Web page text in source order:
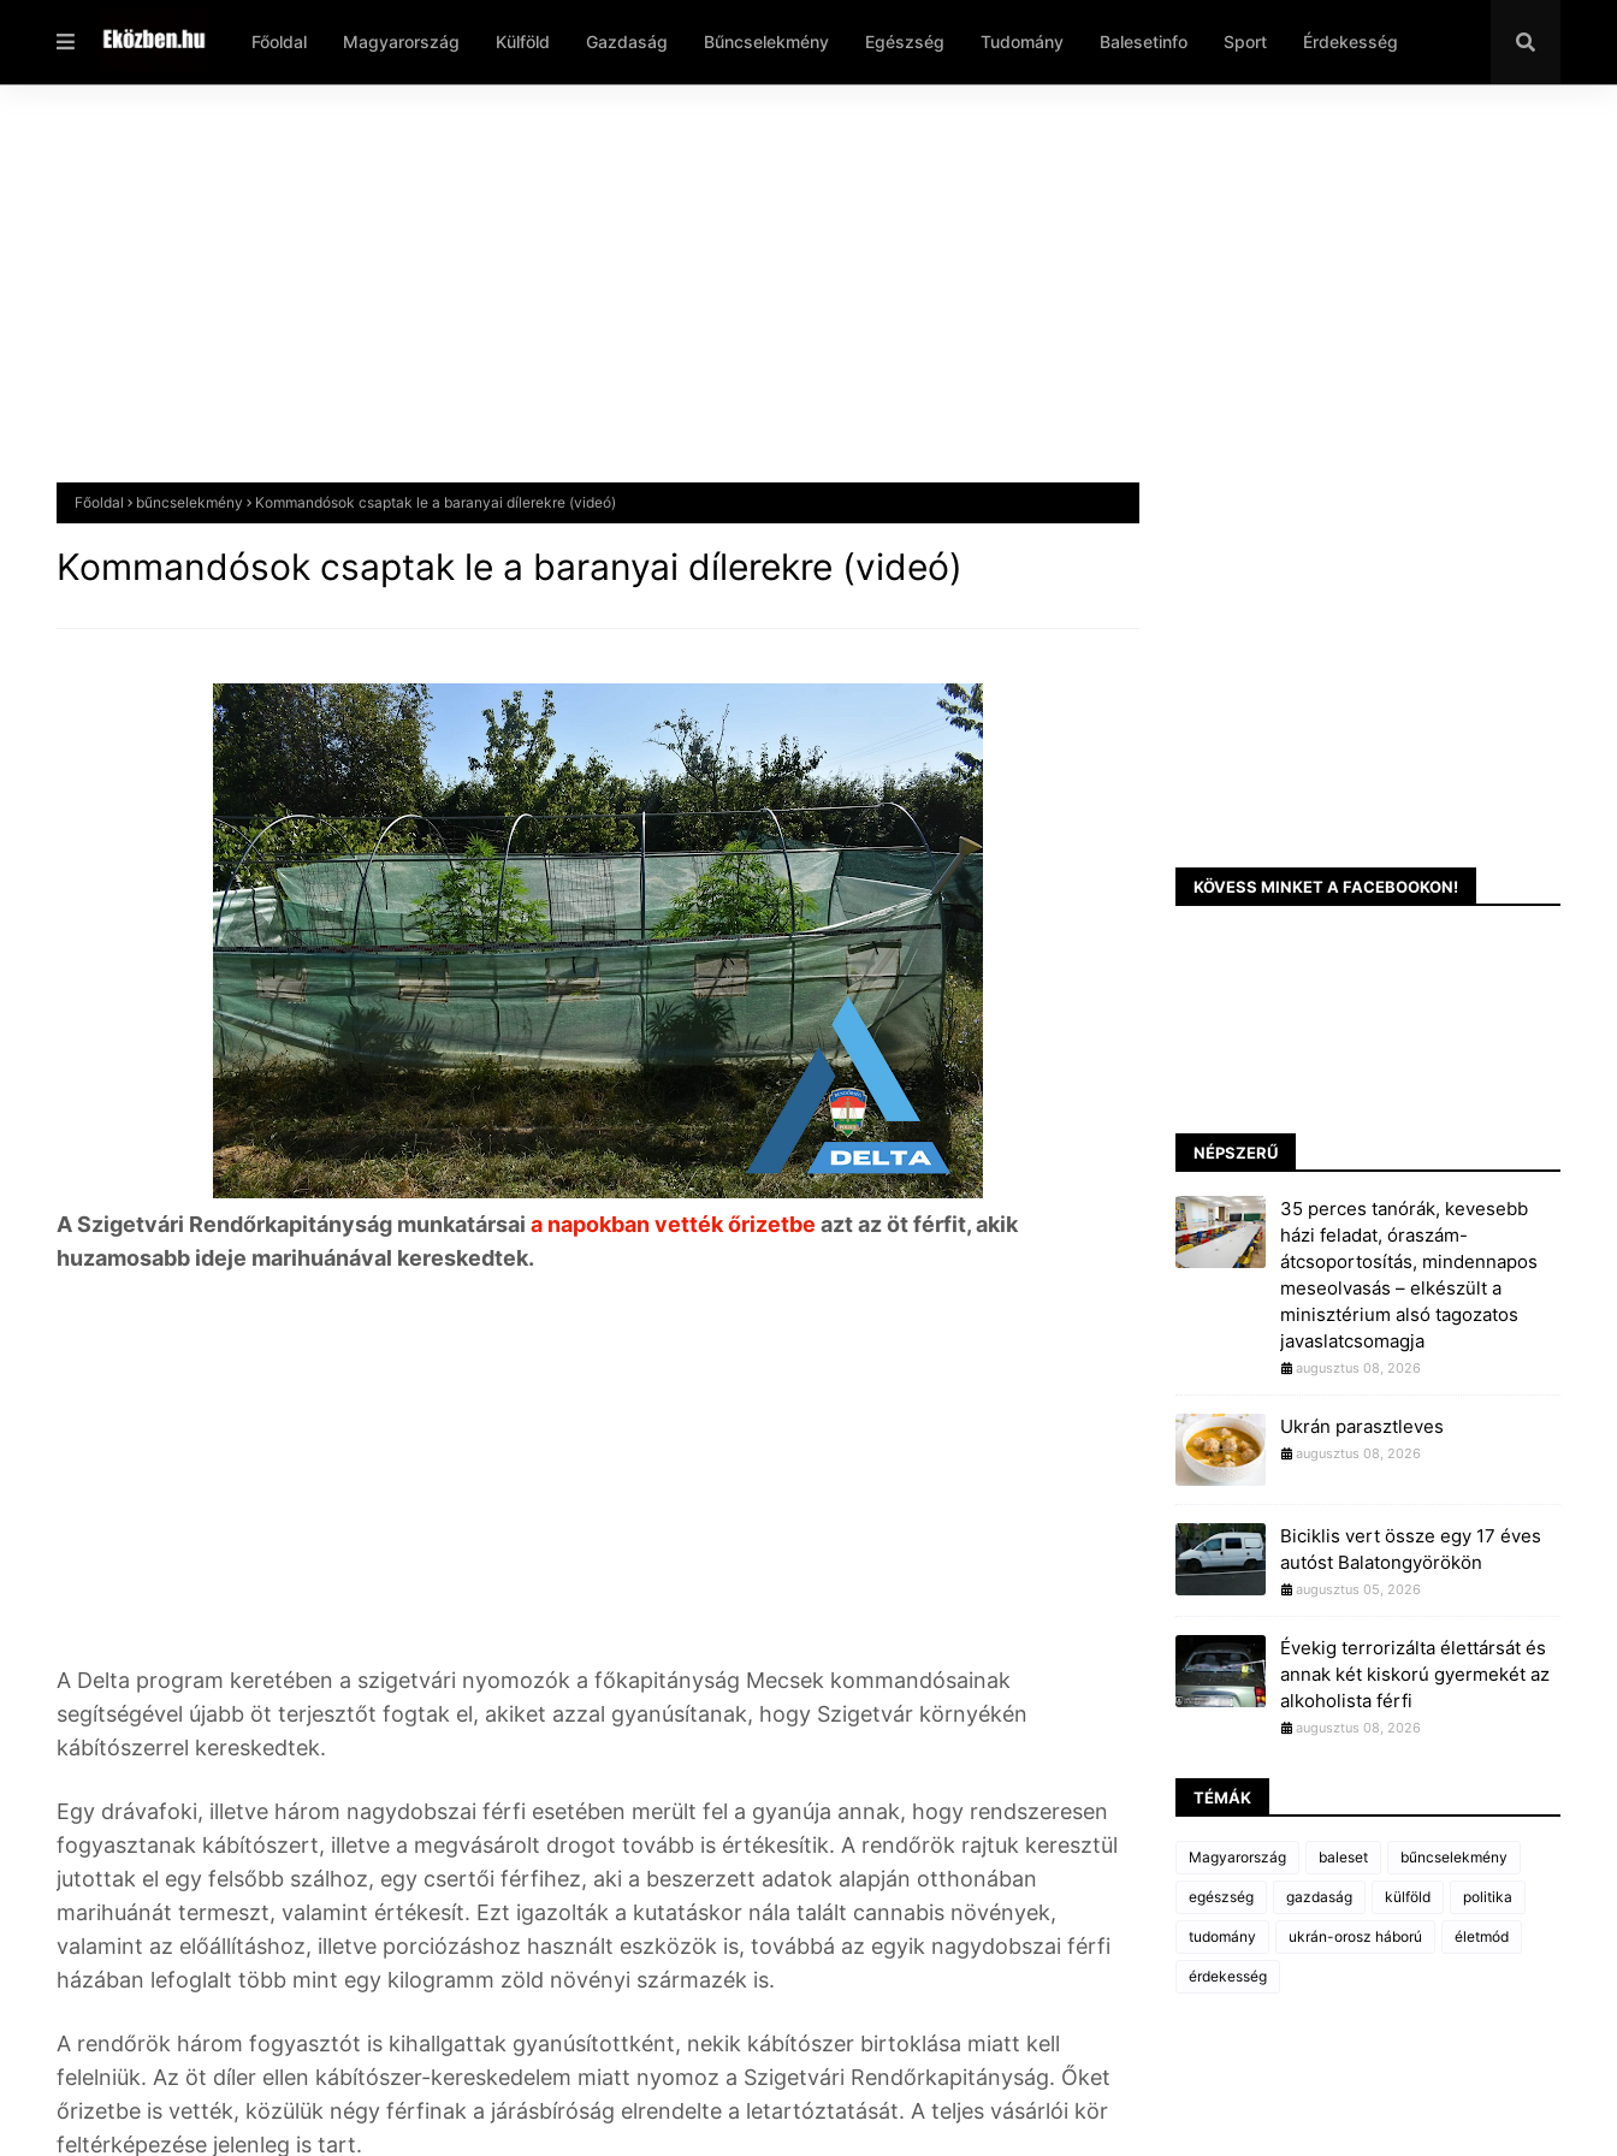
Főoldal Magyarország Külföld Gazdaság Bűncselekmény Egészség Tudomány Balesetinfo Sport Érdekesség
Főoldal bűncselekmény Kommandósok csaptak le a baranyai dílerekre (videó)
Kommandósok csaptak le a baranyai dílerekre (videó)
A Szigetvári Rendőrkapitányság munkatársai a napokban vették őrizetbe azt az öt férfit, akik
huzamosabb ideje marihuánával kereskedtek.
A Delta program keretében a szigetvári nyomozók a főkapitányság Mecsek kommandósainak
segítségével újabb öt terjesztőt fogtak el, akiket azzal gyanúsítanak, hogy Szigetvár környékén
kábítószerrel kereskedtek.
Egy drávafoki, illetve három nagydobszai férfi esetében merült fel a gyanúja annak, hogy rendszeresen
fogyasztanak kábítószert, illetve a megvásárolt drogot tovább is értékesítik. A rendőrök rajtuk keresztül
jutottak el egy felsőbb szálhoz, egy csertői férfihez, aki a beszerzett adatok alapján otthonában
marihuánát termeszt, valamint értékesít. Ezt igazolták a kutatáskor nála talált cannabis növények,
valamint az előállításhoz, illetve porciózáshoz használt eszközök is, továbbá az egyik nagydobszai férfi
házában lefoglalt több mint egy kilogramm zöld növényi származék is.
A rendőrök három fogyasztót is kihallgattak gyanúsítottként, nekik kábítószer birtoklása miatt kell
felelniük. Az öt díler ellen kábítószer-kereskedelem miatt nyomoz a Szigetvári Rendőrkapitányság. Őket
őrizetbe is vették, közülük négy férfinak a járásbíróság elrendelte a letartóztatását. A teljes vásárlói kör
feltérképezése jelenleg is tart.
KÖVESS MINKET A FACEBOOKON!
NÉPSZERŰ
35 perces tanórák, kevesebb
házi feladat, óraszám-
átcsoportosítás, mindennapos
meseolvasás – elkészült a
minisztérium alsó tagozatos
javaslatcsomagja
augusztus 08, 2026
Ukrán parasztleves
augusztus 08, 2026
Biciklis vert össze egy 17 éves
autóst Balatongyörökön
augusztus 05, 2026
Évekig terrorizálta élettársát és
annak két kiskorú gyermekét az
alkoholista férfi
augusztus 08, 2026
TÉMÁK
Magyarország baleset bűncselekmény
egészség gazdaság külföld politika
tudomány ukrán-orosz háború életmód
érdekesség